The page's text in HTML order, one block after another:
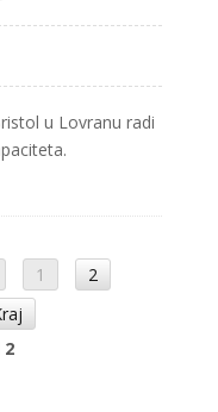
u Lovranu radi
1
2
2